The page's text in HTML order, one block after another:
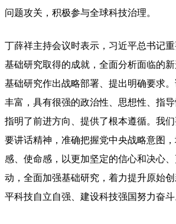
问题攻关，积极参与全球科技治理。
丁薛祥主持会议时表示，习近平总书记
基础研究取得的成就，全面分析面临的
基础研究作出战略部署、提出明确要求
丰富，具有很强的政治性、思想性、指
指明了前进方向、提供了根本遵循。我
要讲话精神，准确把握党中央战略意图
感、使命感，以更加坚定的信心和决心
动，全面加强基础研究，着力提升原始
平科技自立自强、建设科技强国努力奋斗